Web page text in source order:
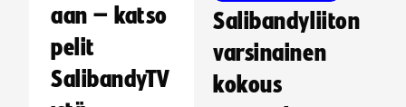
aan – katso
pelit
SalibandyTV
Salibandyliiton
varsinainen
kokous